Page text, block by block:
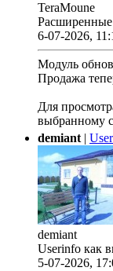
TeraMoune
Расширенные
6-07-2026,
Модуль
Продажа
Для
выбранному
demiant |
demiant
Userinfo как
5-07-2026,